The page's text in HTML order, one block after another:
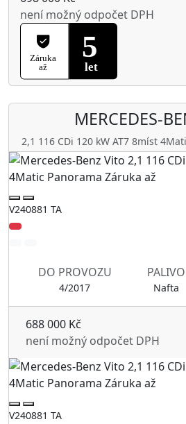
není možný odpočet DPH
MERCEDES-
2,1 116 CDi 120 kW AT7 8míst
V240881 TA
DO PROVOZU
4/2017
PALIVO
Nafta
688 000 Kč
není možný odpočet DPH
V240881 TA